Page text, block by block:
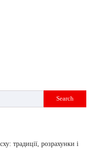
Search
традиції, розрахунки і